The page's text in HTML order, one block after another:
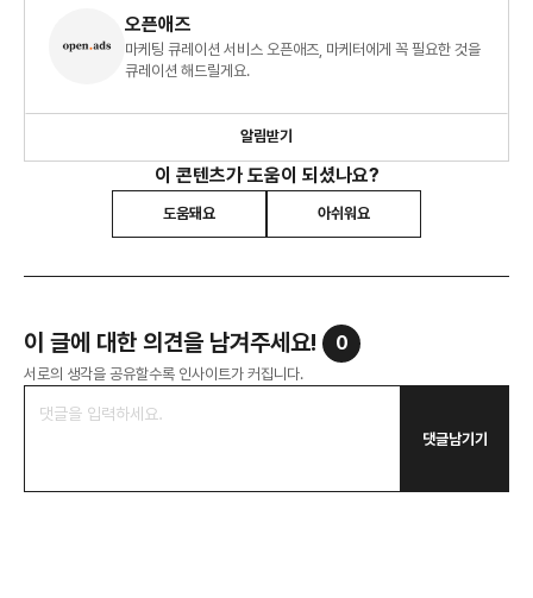
오픈애즈
마케팅 큐레이션 서비스 오픈애즈, 마케터에게 꼭 필요한 것을
큐레이션 해드릴게요.
알림받기
이 콘텐츠가 도움이 되셨나요?
도움돼요 아쉬워요
이 글에 대한 의견을 남겨주세요! 0
서로의 생각을 공유할수록 인사이트가 커집니다.
댓글남기기